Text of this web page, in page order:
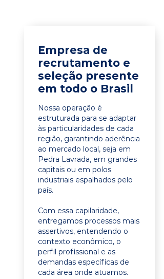
Empresa de
recrutamento e
seleção presente
em todo o Brasil
Nossa operação é
estruturada para se adaptar
às particularidades de cada
região, garantindo aderência
ao mercado local, seja em
Pedra Lavrada, em grandes
capitais ou em polos
industriais espalhados pelo
país.
Com essa capilaridade,
entregamos processos mais
assertivos, entendendo o
contexto econômico, o
perfil profissional e as
demandas específicas de
cada área onde atuamos.